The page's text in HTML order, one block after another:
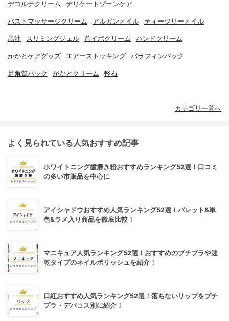
デコルテクリーム デリケートゾーンケア
バストマッサージクリーム アルガンオイル ティーツリーオイル
馬油 スリミングジェル 首イボクリーム ハンドクリーム
かかとケアグッズ エアーストッキング パラフィンパック
足角質パック かかとクリーム 軽石
カテゴリ一覧へ
よく見られている人気おすすめ記事
ホワイトニング歯磨き粉おすすめランキング52選！口コミ
の多い市販品を中心に
アイシャドウおすすめ人気ランキング52選！パレット&単
色&ラメ入り商品を徹底比較！
マニキュア人気ランキング52選！おすすめのプチプラや速
乾タイプのネイルポリッシュを紹介！
口紅おすすめ人気ランキング52選！落ちないリップをプチ
プラ・デパコス別に紹介！